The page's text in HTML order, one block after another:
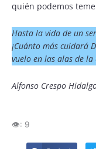
quién podemos
Hasta la vida de un
¡Cuánto más cuidará
vuelo en las alas de la
Alfonso Crespo
👁️: 9